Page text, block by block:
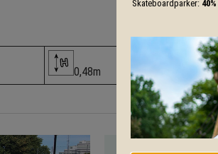
0,48m
Skateboardparker: 40%